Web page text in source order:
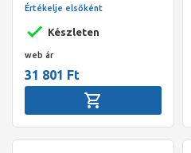
Készleten
Értékelje elsőként
web ár
31 801 Ft